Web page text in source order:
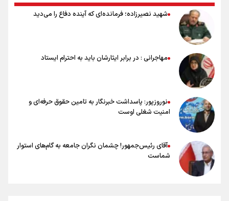
علت نامگذاری ۱۷ مرداد به عنوان روز خبرنگار چیست؟
ورود مواد آلاینده به منابع آب از نگرانی‌های جدی دوران جنگ است/ خطر از
دست رفتن باروری خاک
مروری بر زندگینامه خبرنگار شهید «محمود صارمی»
۱۷ مرداد؛ روز خبرنگار
خانواده شهید لاریجانی: از اظهارات شتاب‌زده درباره چگونگی شهادت اجتناب
کنید
شهید نصیرزاده؛ فرمانده‌ای که آینده دفاع را می‌دید
مهاجرانی : در برابر ایثارشان باید به احترام ایستاد
نوروزپور: پاسداشت خبرنگار به تامین حقوق حرفه‌ای و
امنیت شغلی اوست
آقای رئیس‌جمهور! چشمان نگران جامعه به گام‌های استوار
شماست